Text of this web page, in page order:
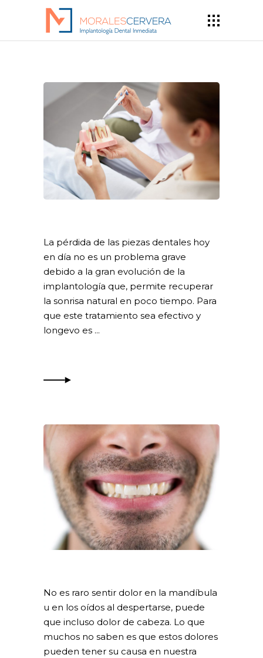
La pérdida de las piezas dentales hoy
en día no es un problema grave
debido a la gran evolución de la
implantología que, permite recuperar
la sonrisa natural en poco tiempo. Para
que este tratamiento sea efectivo y
longevo es
No es raro sentir dolor en la mandíbula
u en los oídos al despertarse, puede
que incluso dolor de cabeza. Lo que
muchos no saben es que estos dolores
pueden tener su causa en nuestra